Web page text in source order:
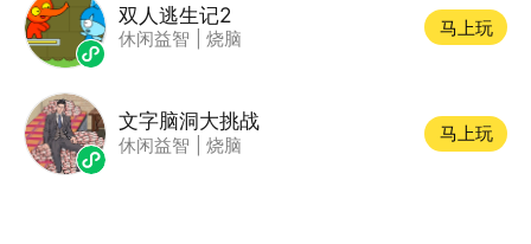
双人逃生记2
休闲益智 烧脑
马上玩
文字脑洞大挑战
休闲益智 烧脑
马上玩